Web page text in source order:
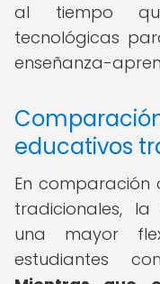
al tiempo
tecnológicas
enseñanza-
educativos
En comparación
tradicionales,
una mayor
estudiantes